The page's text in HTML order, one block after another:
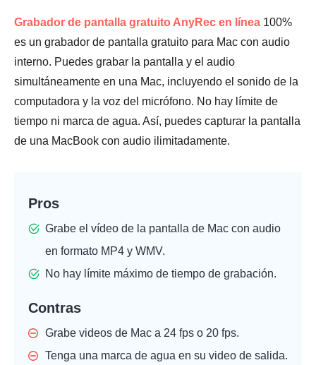
Grabador de pantalla gratuito AnyRec en línea 100%
es un grabador de pantalla gratuito para Mac con audio
interno. Puedes grabar la pantalla y el audio
simultáneamente en una Mac, incluyendo el sonido de la
computadora y la voz del micrófono. No hay límite de
tiempo ni marca de agua. Así, puedes capturar la pantalla
de una MacBook con audio ilimitadamente.
Pros
Grabe el vídeo de la pantalla de Mac con audio
en formato MP4 y WMV.
No hay límite máximo de tiempo de grabación.
Contras
Grabe videos de Mac a 24 fps o 20 fps.
Tenga una marca de agua en su video de salida.